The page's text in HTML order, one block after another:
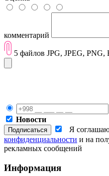
комментарий
5 файлов JPG, JPEG,
Новости
Я
конфиденциальности и на
рекламных сообщений
Информация